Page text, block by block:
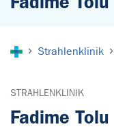
Strahlenklinik
STRAHLENKLINIK
Fadime Tolu